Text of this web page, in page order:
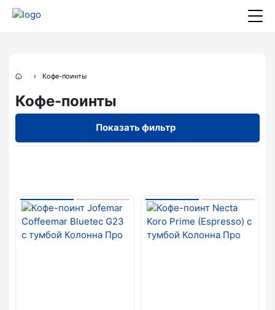
Кофе-поинты
Кофе-поинты
Показать фильтр